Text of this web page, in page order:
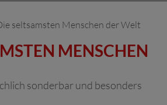
MENSCHEN
sonderbar und besonders